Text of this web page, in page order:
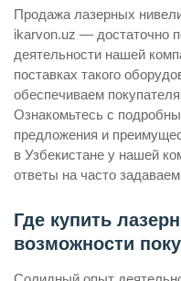
Продажа лазерных
ikarvon.uz — достаточно
деятельности нашей
поставках такого
обеспечиваем
Ознакомьтесь с
предложения и
в Узбекистане у нашей
ответы на часто
Где купить
возможности